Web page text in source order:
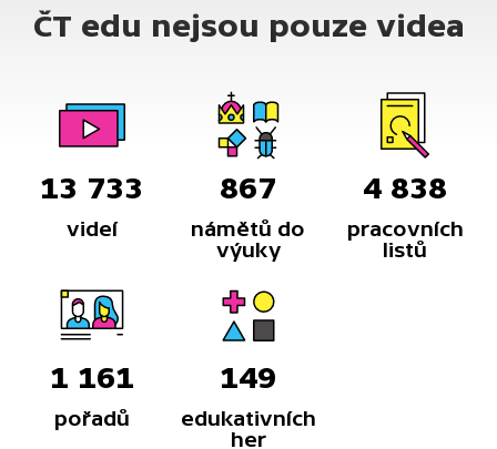
ČT edu nejsou pouze videa
13 733
videí
867
námětů do
výuky
4 838
pracovních
listů
1 161
pořadů
149
edukativních
her